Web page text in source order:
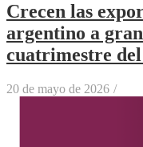
Crecen las
argentino a
cuatrimestre del
20 de mayo de 2026 /